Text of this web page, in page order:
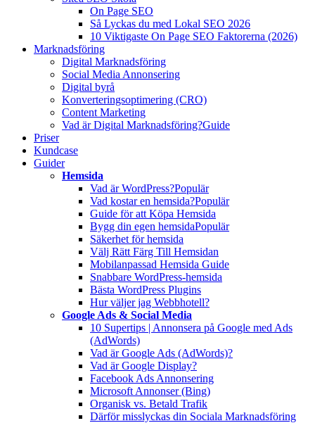
On Page SEO
Så Lyckas du med Lokal SEO 2026
10 Viktigaste On Page SEO Faktorerna (2026)
Marknadsföring
Digital Marknadsföring
Social Media Annonsering
Digital byrå
Konverteringsoptimering (CRO)
Content Marketing
Vad är Digital Marknadsföring?Guide
Priser
Kundcase
Guider
Hemsida
Vad är WordPress?Populär
Vad kostar en hemsida?Populär
Guide för att Köpa Hemsida
Bygg din egen hemsidaPopulär
Säkerhet för hemsida
Välj Rätt Färg Till Hemsidan
Mobilanpassad Hemsida Guide
Snabbare WordPress-hemsida
Bästa WordPress Plugins
Hur väljer jag Webbhotell?
Google Ads & Social Media
10 Supertips | Annonsera på Google med Ads
(AdWords)
Vad är Google Ads (AdWords)?
Vad är Google Display?
Facebook Ads Annonsering
Microsoft Annonser (Bing)
Organisk vs. Betald Trafik
Därför misslyckas din Sociala Marknadsföring